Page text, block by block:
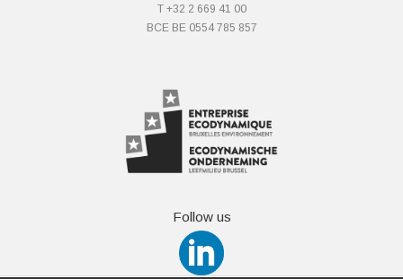
T +32 2 669 41 00
BCE BE 0554 785 857
Follow us